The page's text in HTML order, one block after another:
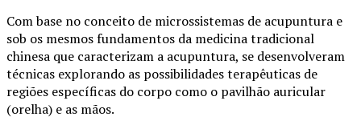
Com base no conceito de microssistemas de acupuntura e
sob os mesmos fundamentos da medicina tradicional
chinesa que caracterizam a acupuntura, se desenvolveram
técnicas explorando as possibilidades terapêuticas de
regiões específicas do corpo como o pavilhão auricular
(orelha) e as mãos.